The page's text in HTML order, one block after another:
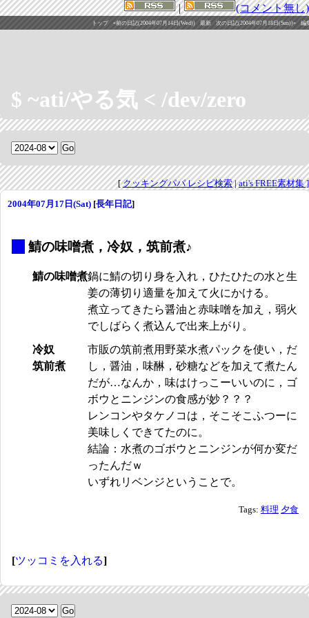
| (コメント無し)
トップ «前の日記(2004年07月14日(Wed)) 最新 次の日記(2004年07月18日(Sun))» 編
$ ~ati/やる気 < /dev/zero
[クッキングパパ レシピ検索|ati's FREE素材集 ]
2004年07月17日(Sat) [長年日記]
鯖の味噌煮，冷奴，筑前煮♪
鯖の味噌煮鍋に鯖の切り身を入れ，ひたひたの水と生
姜の薄切り適量を加えて火にかける。
煮立ってきたら醤油と赤味噌を加え，弱火
でしばらく煮込んで出来上がり。
冷奴
筑前煮
市販の筑前煮用野菜水煮パックを使い，だ
し，醤油，味醂，砂糖などを加えて煮たん
だが…なんか，味はけっこーいいのに，ゴ
ボウとニンジンの食感が妙？？？
レンコンやタケノコは，そこそこふつーに
美味しくできてたのに。
結論：水煮のゴボウとニンジンが何か変だ
ったんだｗ
いずれリベンジということで。
Tags: 料理 夕食
[ツッコミを入れる]